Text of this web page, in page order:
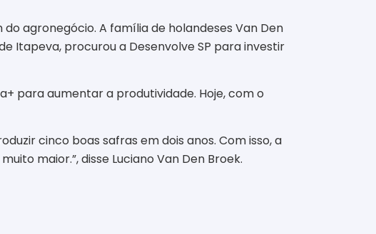
agronegócio. A família de holandeses Van Den
Itapeva, procurou a Desenvolve SP para investir
para aumentar a produtividade. Hoje, com o
cinco boas safras em dois anos. Com isso, a
maior.”, disse Luciano Van Den Broek.